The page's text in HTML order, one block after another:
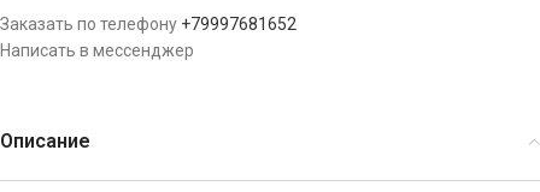
Заказать по телефону +79997681652
Написать в мессенджер
Описание